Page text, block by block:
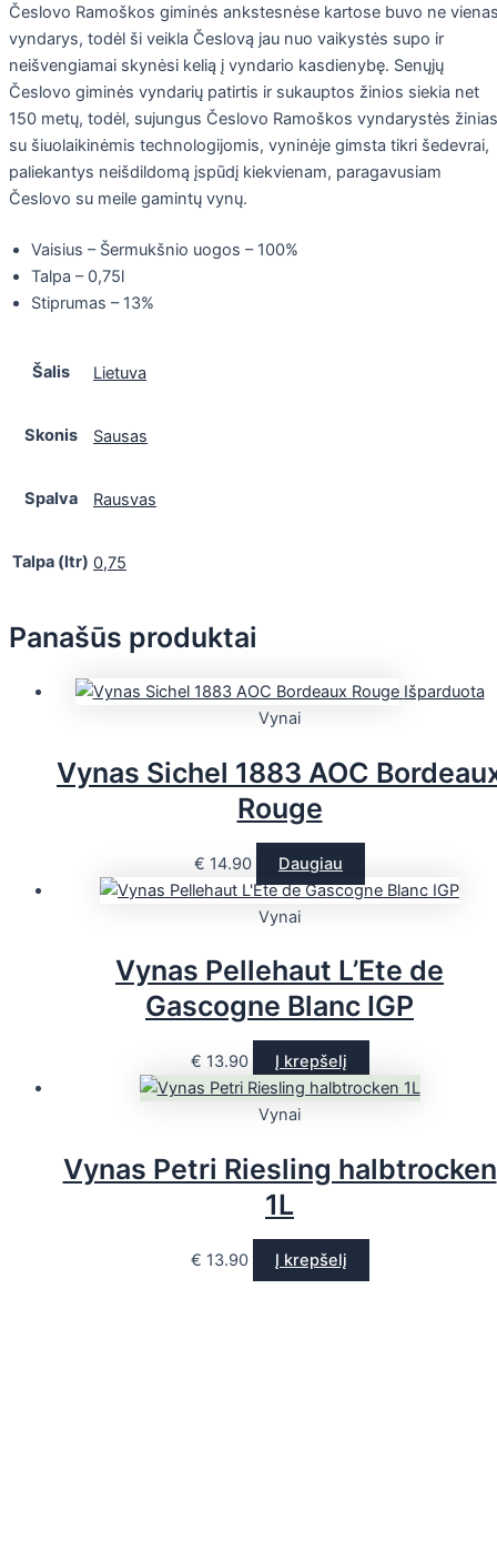
Česlovo Ramoškos giminės ankstesnėse kartose buvo ne
vyndarys, todėl ši veikla Česlovą jau nuo vaikystės supo ir
neišvengiamai skynėsi kelią į vyndario kasdienybę. Senųjų
Česlovo giminės vyndarių patirtis ir sukauptos žinios siekia net
150 metų, todėl, sujungus Česlovo Ramoškos vyndarystės žinias
su šiuolaikinėmis technologijomis, vyninėje gimsta tikri šedevrai,
paliekantys neišdildomą įspūdį kiekvienam, paragavusiam
Česlovo su meile gamintų vynų.
Vaisius – Šermukšnio uogos – 100%
Talpa – 0,75l
Stiprumas – 13%
Šalis Lietuva
Skonis Sausas
Spalva Rausvas
Talpa (ltr) 0,75
Panašūs produktai
Išparduota
Vynai
Vynas Sichel 1883 AOC
Rouge
€ 14.90 Daugiau
Vynai
Vynas Pellehaut L’Ete de
Gascogne Blanc IGP
€ 13.90 Į krepšelį
Vynai
Vynas Petri Riesling halbtrocken
1L
€ 13.90 Į krepšelį